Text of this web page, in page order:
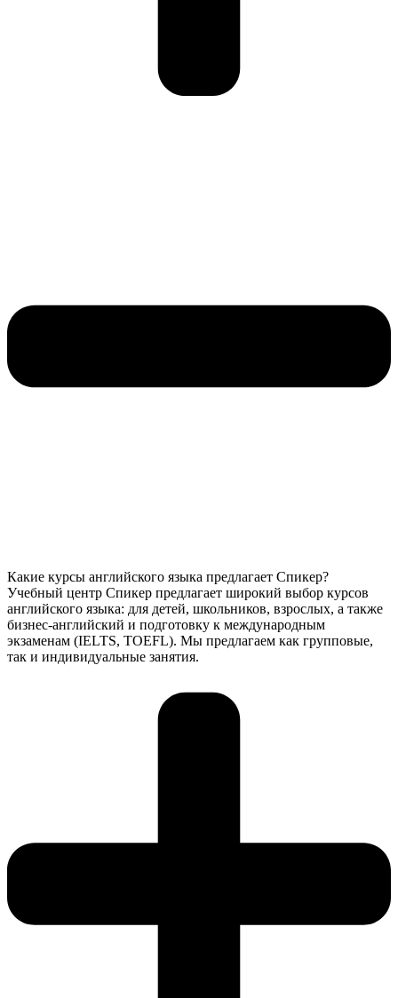
Какие курсы английского языка предлагает Спикер?
Учебный центр Спикер предлагает широкий выбор курсов
английского языка: для детей, школьников, взрослых, а также
бизнес-английский и подготовку к международным
экзаменам (IELTS, TOEFL). Мы предлагаем как групповые,
так и индивидуальные занятия.